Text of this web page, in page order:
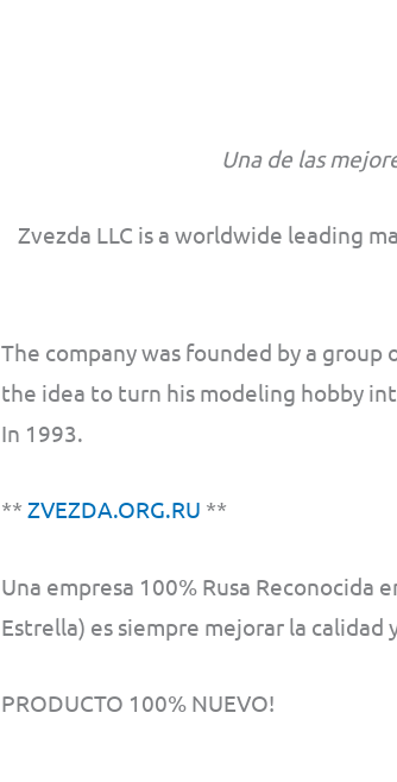
Una de las
Zvezda LLC is a worldwide leading
The company was founded by a
the idea to turn his modeling hobby
In 1993.
** ZVEZDA.ORG.RU **
Una empresa 100% Rusa Reconocida
Estrella) es siempre mejorar la calidad
PRODUCTO 100% NUEVO!